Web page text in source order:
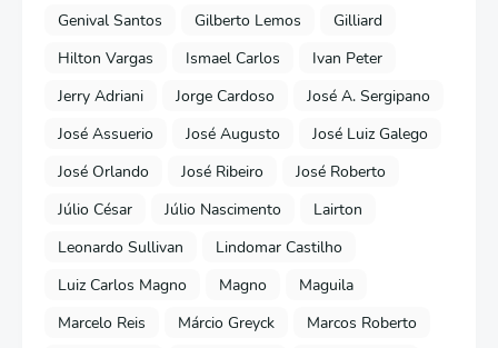
Genival Santos
Gilberto Lemos
Gilliard
Hilton Vargas
Ismael Carlos
Ivan Peter
Jerry Adriani
Jorge Cardoso
José A. Sergipano
José Assuerio
José Augusto
José Luiz Galego
José Orlando
José Ribeiro
José Roberto
Júlio César
Júlio Nascimento
Lairton
Leonardo Sullivan
Lindomar Castilho
Luiz Carlos Magno
Magno
Maguila
Marcelo Reis
Márcio Greyck
Marcos Roberto